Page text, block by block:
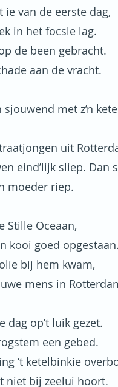
van de eerste dag,
in het focsle lag.
de been gebracht.
aan de vracht.
met z’n
uit
eind’lijk sliep. Dan
moeder riep.
Stille Oceaan,
kooi goed
bij hem kwam,
mens in
op’t luik gezet.
een gebed.
‘t ketelbinkie
niet bij zeelui hoort.